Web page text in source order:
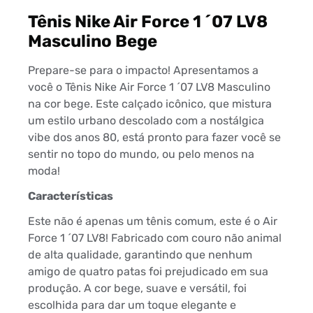
Tênis Nike Air Force 1 ´07 LV8
Masculino Bege
Prepare-se para o impacto! Apresentamos a
você o Tênis Nike Air Force 1 ´07 LV8 Masculino
na cor bege. Este calçado icônico, que mistura
um estilo urbano descolado com a nostálgica
vibe dos anos 80, está pronto para fazer você se
sentir no topo do mundo, ou pelo menos na
moda!
Características
Este não é apenas um tênis comum, este é o Air
Force 1 ´07 LV8! Fabricado com couro não animal
de alta qualidade, garantindo que nenhum
amigo de quatro patas foi prejudicado em sua
produção. A cor bege, suave e versátil, foi
escolhida para dar um toque elegante e